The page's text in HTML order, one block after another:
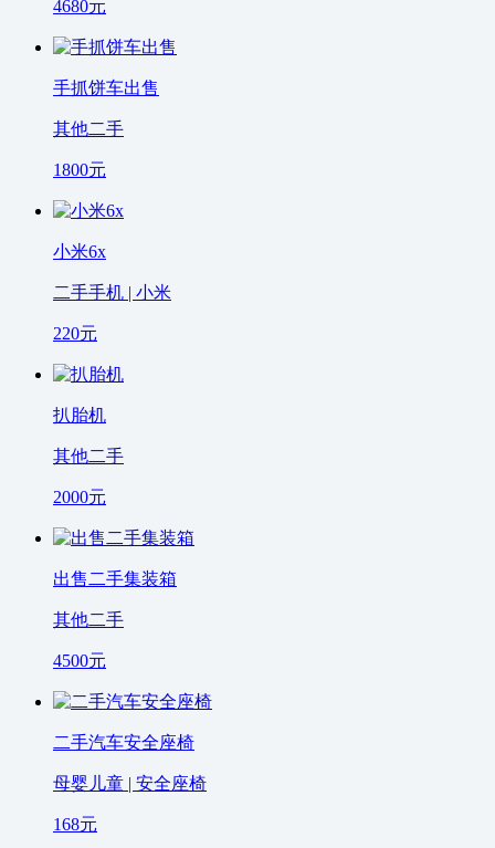
4680元
手抓饼车出售
其他二手
1800元
小米6x
二手手机 | 小米
220元
扒胎机
其他二手
2000元
出售二手集装箱
其他二手
4500元
二手汽车安全座椅
母婴儿童 | 安全座椅
168元